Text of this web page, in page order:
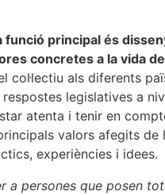
funció principal és
concretes a la vida
als diferents
legislatives a
atenta i tenir en
valors afegits de
experiències i idees.
a persones que posen